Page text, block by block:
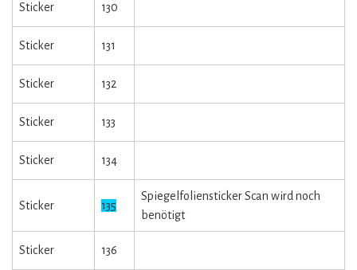
Sticker 130
Sticker 131
Sticker 132
Sticker 133
Sticker 134
Sticker 135
Spiegelfoliensticker Scan wird noch
benötigt
Sticker 136